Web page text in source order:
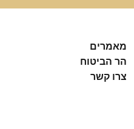
מאמרים
הר הביטוח
צרו קשר